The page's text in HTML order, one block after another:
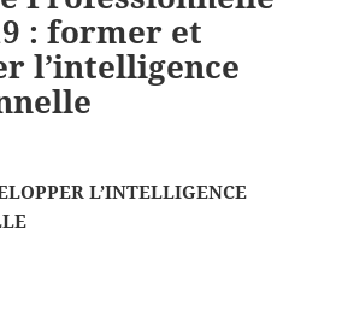
: former et
l’intelligence
L’INTELLIGENCE